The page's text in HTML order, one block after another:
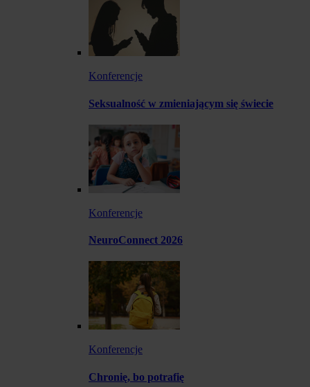
Konferencje
Seksualność w zmieniającym się świecie
Konferencje
NeuroConnect 2026
Konferencje
Chronię, bo potrafię